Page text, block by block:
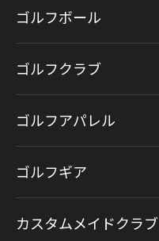
ゴルフボール
ゴルフクラブ
ゴルフアパレル
ゴルフギア
カスタムメイドクラブ